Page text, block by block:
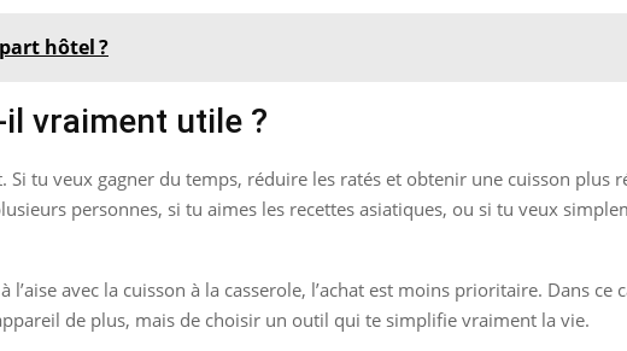
hôtel ?
vraiment utile ?
tu veux gagner du temps, réduire les ratés et obtenir une cuisson plus
personnes, si tu aimes les recettes asiatiques, ou si tu veux
avec la cuisson à la casserole, l’achat est moins prioritaire. Dans ce
de plus, mais de choisir un outil qui te simplifie vraiment la vie.